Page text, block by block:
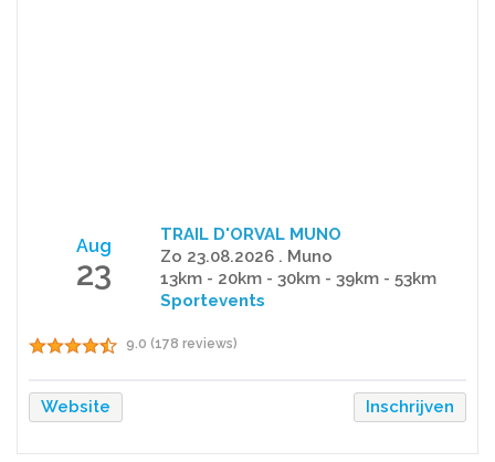
Aug
23
TRAIL D'ORVAL MUNO
Zo 23.08.2026 . Muno
13km - 20km - 30km - 39km - 53km
Sportevents
9.0 (178 reviews)
Website Inschrijven